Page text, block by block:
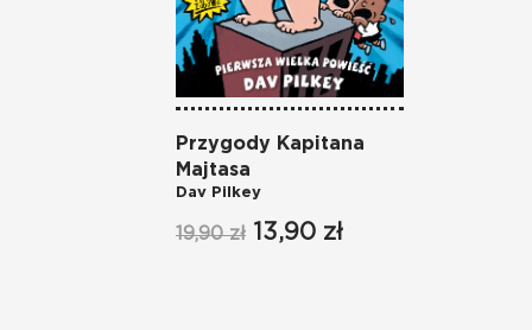
Przygody Kapitana
Majtasa
Dav Pilkey
19,90 zł 13,90 zł